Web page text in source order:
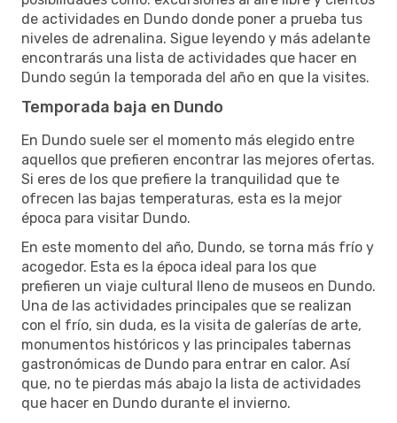
de actividades en Dundo donde poner a prueba tus
niveles de adrenalina. Sigue leyendo y más adelante
encontrarás una lista de actividades que hacer en
Dundo según la temporada del año en que la visites.
Temporada baja en Dundo
En Dundo suele ser el momento más elegido entre
aquellos que prefieren encontrar las mejores ofertas.
Si eres de los que prefiere la tranquilidad que te
ofrecen las bajas temperaturas, esta es la mejor
época para visitar Dundo.
En este momento del año, Dundo, se torna más frío y
acogedor. Esta es la época ideal para los que
prefieren un viaje cultural lleno de museos en Dundo.
Una de las actividades principales que se realizan
con el frío, sin duda, es la visita de galerías de arte,
monumentos históricos y las principales tabernas
gastronómicas de Dundo para entrar en calor. Así
que, no te pierdas más abajo la lista de actividades
que hacer en Dundo durante el invierno.